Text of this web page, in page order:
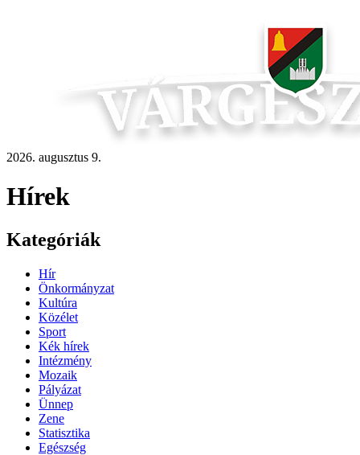
2026. augusztus 9.
Hírek
Kategóriák
Hír
Önkormányzat
Kultúra
Közélet
Sport
Kék hírek
Intézmény
Mozaik
Pályázat
Ünnep
Zene
Statisztika
Egészség